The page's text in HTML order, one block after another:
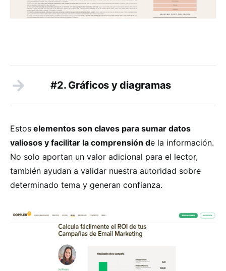
#2. Gráficos y diagramas
Estos elementos son claves para sumar datos
valiosos y facilitar la comprensión de la información.
No solo aportan un valor adicional para el lector,
también ayudan a validar nuestra autoridad sobre
determinado tema y generan confianza.